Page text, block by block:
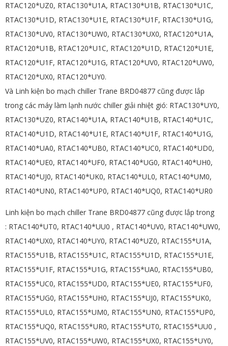
RTAC120*UZ0, RTAC130*U1A, RTAC130*U1B, RTAC130*U1C,
RTAC130*U1D, RTAC130*U1E, RTAC130*U1F, RTAC130*U1G,
RTAC130*UV0, RTAC130*UW0, RTAC130*UX0, RTAC120*U1A,
RTAC120*U1B, RTAC120*U1C, RTAC120*U1D, RTAC120*U1E,
RTAC120*U1F, RTAC120*U1G, RTAC120*UV0, RTAC120*UW0,
RTAC120*UX0, RTAC120*UY0.
Và Linh kiện bo mạch chiller Trane BRD04877 cũng được lắp
trong các máy làm lạnh nước chiller giải nhiệt gió: RTAC130*UY0,
RTAC130*UZ0, RTAC140*U1A, RTAC140*U1B, RTAC140*U1C,
RTAC140*U1D, RTAC140*U1E, RTAC140*U1F, RTAC140*U1G,
RTAC140*UA0, RTAC140*UB0, RTAC140*UC0, RTAC140*UD0,
RTAC140*UE0, RTAC140*UF0, RTAC140*UG0, RTAC140*UH0,
RTAC140*UJ0, RTAC140*UK0, RTAC140*UL0, RTAC140*UM0,
RTAC140*UN0, RTAC140*UP0, RTAC140*UQ0, RTAC140*UR0
Linh kiện bo mạch chiller Trane BRD04877 cũng được lắp trong
: RTAC140*UT0, RTAC140*UU0 , RTAC140*UV0, RTAC140*UW0,
RTAC140*UX0, RTAC140*UY0, RTAC140*UZ0, RTAC155*U1A,
RTAC155*U1B, RTAC155*U1C, RTAC155*U1D, RTAC155*U1E,
RTAC155*U1F, RTAC155*U1G, RTAC155*UA0, RTAC155*UB0,
RTAC155*UC0, RTAC155*UD0, RTAC155*UE0, RTAC155*UF0,
RTAC155*UG0, RTAC155*UH0, RTAC155*UJ0, RTAC155*UK0,
RTAC155*UL0, RTAC155*UM0, RTAC155*UN0, RTAC155*UP0,
RTAC155*UQ0, RTAC155*UR0, RTAC155*UT0, RTAC155*UU0 ,
RTAC155*UV0, RTAC155*UW0, RTAC155*UX0, RTAC155*UY0,